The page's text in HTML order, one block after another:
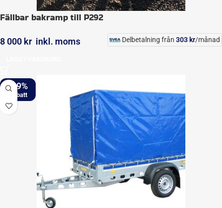
Fällbar bakramp till P292
8 000 kr inkl. moms Delbetalning från 303 kr/månad
-19%